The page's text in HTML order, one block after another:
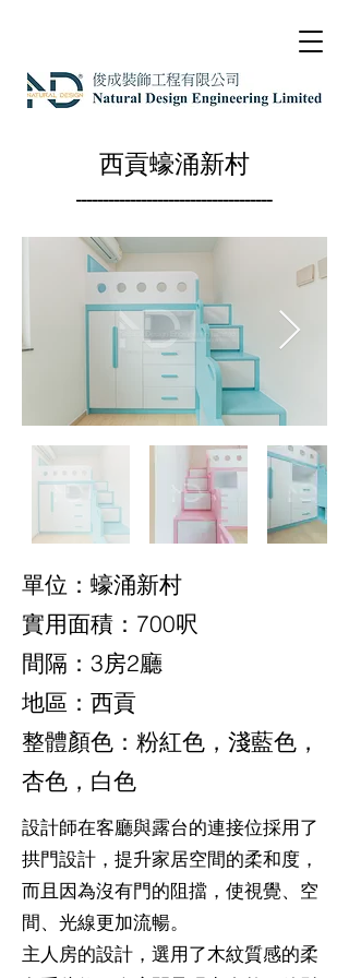
西貢蠔涌新村
------------------------------------
單位：蠔涌新村
實用面積：700呎
間隔：3房2廳
地區：西貢
整體顏色：粉紅色，淺藍色，
杏色，白色
設計師在客廳與露台的連接位採用了
拱門設計，提升家居空間的柔和度，
而且因為沒有門的阻擋，使視覺、空
間、光線更加流暢。
主人房的設計，選用了木紋質感的柔